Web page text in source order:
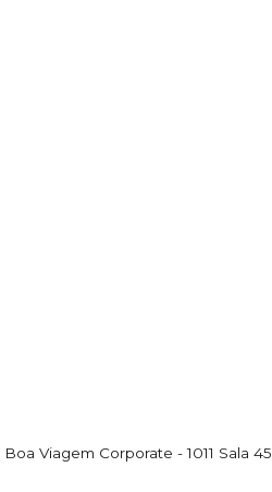
Boa Viagem Corporate - 1011 Sala 45